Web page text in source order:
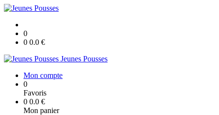
0
0 0.0 €
Jeunes Pousses
Mon compte
0
Favoris
0 0.0 €
Mon panier